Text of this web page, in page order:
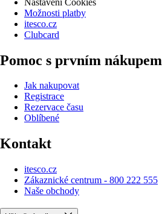
Možnosti platby
itesco.cz
Clubcard
Pomoc s prvním nákupem
Jak nakupovat
Registrace
Rezervace času
Oblíbené
Kontakt
itesco.cz
Zákaznické centrum - 800 222 555
Naše obchody